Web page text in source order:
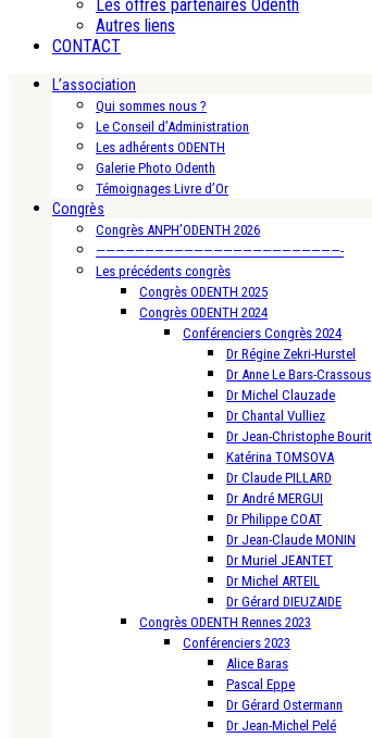
Les offres partenaires Odenth
Autres liens
CONTACT
L’association
Qui sommes nous ?
Le Conseil d’Administration
Les adhérents ODENTH
Galerie Photo Odenth
Témoignages Livre d’Or
Congrès
Congrès ANPH’ODENTH 2026
—————————————————————————-
Les précédents congrès
Congrès ODENTH 2025
Congrès ODENTH 2024
Conférenciers Congrès 2024
Dr Régine Zekri-Hurstel
Dr Anne Le Bars-Crassous
Dr Michel Clauzade
Dr Chantal Vulliez
Dr Jean-Christophe Bourit
Katérina TOMSOVA
Dr Claude PILLARD
Dr André MERGUI
Dr Philippe COAT
Dr Jean-Claude MONIN
Dr Muriel JEANTET
Dr Michel ARTEIL
Dr Gérard DIEUZAIDE
Congrès ODENTH Rennes 2023
Conférenciers 2023
Alice Baras
Pascal Eppe
Dr Gérard Ostermann
Dr Jean-Michel Pelé